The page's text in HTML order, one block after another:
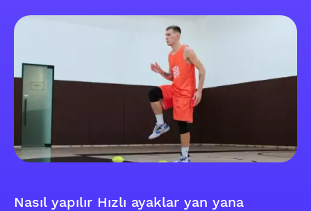
Nasıl yapılır Hızlı ayaklar yan yana